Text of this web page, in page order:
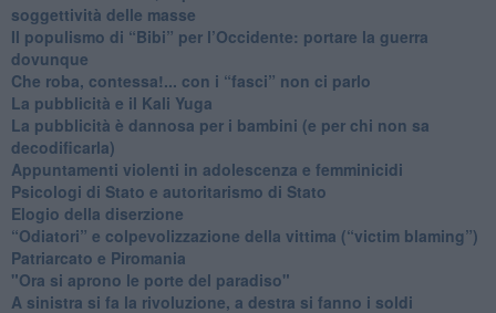
soggettività delle masse
​Il populismo di “Bibi” per l’Occidente: portare la guerra
dovunque
​Che roba, contessa!... con i “fasci” non ci parlo
La pubblicità e il Kali Yuga
​La pubblicità è dannosa per i bambini (e per chi non sa
decodificarla)
​Appuntamenti violenti in adolescenza e femminicidi
​Psicologi di Stato e autoritarismo di Stato
Elogio della diserzione
“Odiatori” e colpevolizzazione della vittima (“victim blaming”)
​Patriarcato e Piromania
"Ora si aprono le porte del paradiso"
​A sinistra si fa la rivoluzione, a destra si fanno i soldi